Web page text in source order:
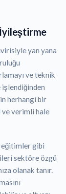
yan yana
ve teknik
işlendiğinden
herhangi bir
ve verimli hale
eğitimler gibi
sektöre özgü
olanak tanır.